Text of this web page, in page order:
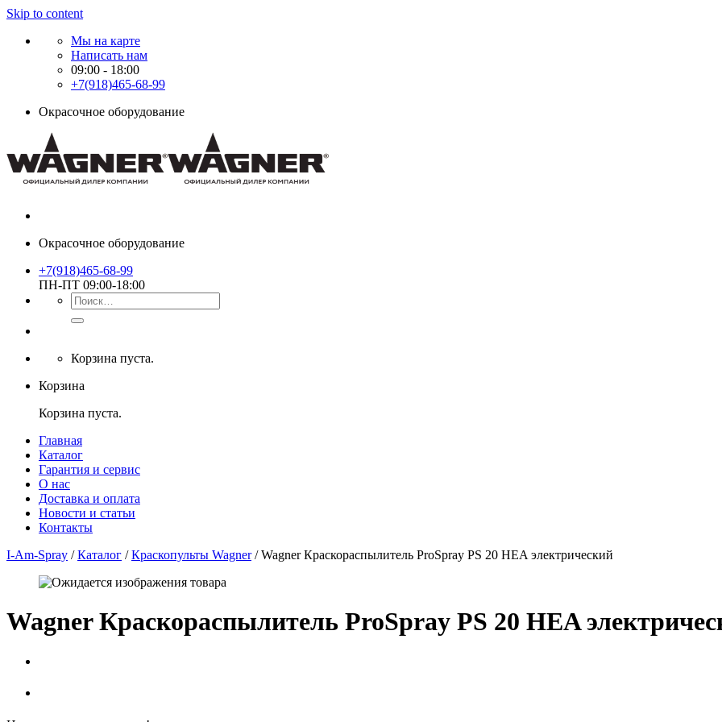
Skip to content
Мы на карте
Написать нам
09:00 - 18:00
+7(918)465-68-99
Окрасочное оборудование
Окрасочное оборудование
+7(918)465-68-99
ПН-ПТ 09:00-18:00
Корзина пуста.
Корзина
Корзина пуста.
Главная
Каталог
Гарантия и сервис
О нас
Доставка и оплата
Новости и статьи
Контакты
I-Am-Spray /Каталог /Краскопульты Wagner/Wagner Краскораспылитель ProSpray PS 20 HEA электрический
Wagner Краскораспылитель ProSpray PS 20 HEA